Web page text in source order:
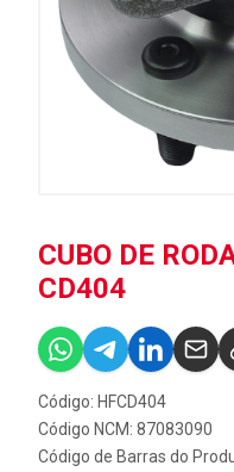
CUBO DE
CD404
Código: HFCD404
Código NCM: 87083090
Código de Barras do